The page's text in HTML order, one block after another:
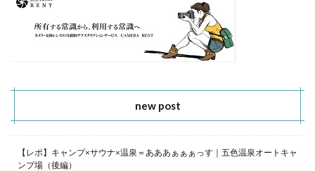
new post
【レポ】キャンプ×サウナ×温泉＝あああぁぁぁっす｜五色温泉オートキャ
ンプ場（後編）